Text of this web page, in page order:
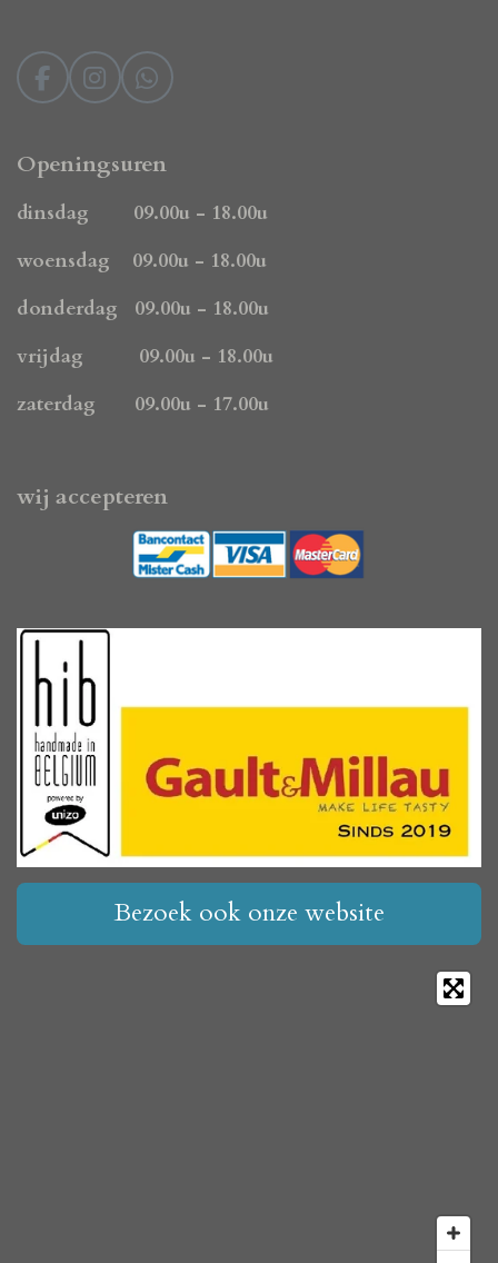
F
a
e
b
o
k
I
n
t
a
a
W
h
t
A
p
Openingsuren
dinsdag 09.00u - 18.00u
woensdag 09.00u - 18.00u
donderdag 09.00u - 18.00u
vrijdag 09.00u - 18.00u
zaterdag 09.00u - 17.00u
wij accepteren
Bezoek ook onze website